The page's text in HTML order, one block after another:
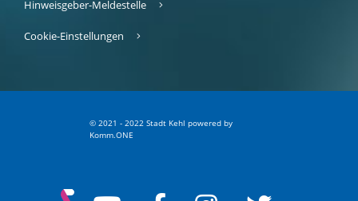
Hinweisgeber-Meldestelle
Cookie-Einstellungen
© 2021 - 2022 Stadt Kehl powered by
Komm.ONE